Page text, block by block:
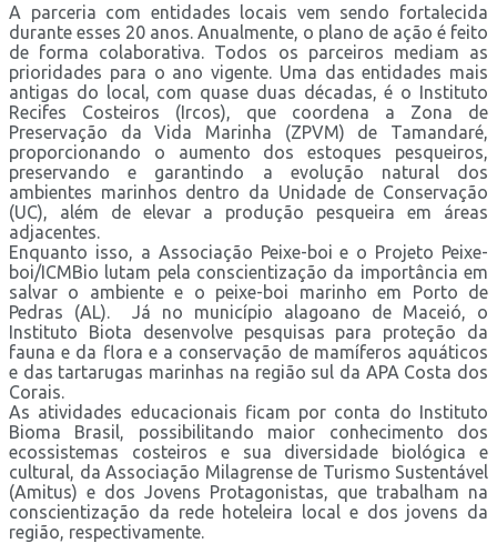
A parceria com entidades locais vem sendo fortalecida
durante esses 20 anos. Anualmente, o plano de ação é feito
de forma colaborativa. Todos os parceiros mediam as
prioridades para o ano vigente. Uma das entidades mais
antigas do local, com quase duas décadas, é o Instituto
Recifes Costeiros (Ircos), que coordena a Zona de
Preservação da Vida Marinha (ZPVM) de Tamandaré,
proporcionando o aumento dos estoques pesqueiros,
preservando e garantindo a evolução natural dos
ambientes marinhos dentro da Unidade de Conservação
(UC), além de elevar a produção pesqueira em áreas
adjacentes.
Enquanto isso, a Associação Peixe-boi e o Projeto Peixe-
boi/ICMBio lutam pela conscientização da importância em
salvar o ambiente e o peixe-boi marinho em Porto de
Pedras (AL). Já no município alagoano de Maceió, o
Instituto Biota desenvolve pesquisas para proteção da
fauna e da flora e a conservação de mamíferos aquáticos
e das tartarugas marinhas na região sul da APA Costa dos
Corais.
As atividades educacionais ficam por conta do Instituto
Bioma Brasil, possibilitando maior conhecimento dos
ecossistemas costeiros e sua diversidade biológica e
cultural, da Associação Milagrense de Turismo Sustentável
(Amitus) e dos Jovens Protagonistas, que trabalham na
conscientização da rede hoteleira local e dos jovens da
região, respectivamente.